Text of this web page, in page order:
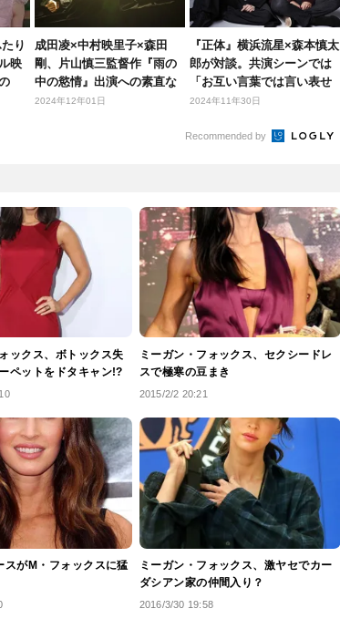
り
映
成田凌×中村映里子×森田
剛、片山慎三監督作『雨の
中の慾情』出演への素直な
想いを吐...
2024年12年01日
『正体』横浜流星×森本慎太
郎が対談。共演シーンでは
「お互い言葉では言い表せ
ないよ...
2024年11年30日
Recommended by
ックス、ボトックス失
ペットをドタキャン!?
ミーガン・フォックス、セクシードレ
スで極寒の豆まき
2015/2/2 20:21
スがM・フォックスに猛
ミーガン・フォックス、激ヤセでカー
ダシアン家の仲間入り？
2016/3/30 19:58